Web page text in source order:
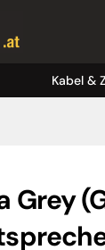
Kabel &
Grey